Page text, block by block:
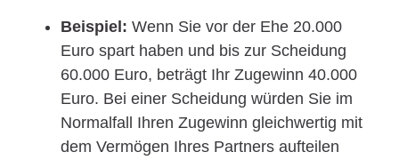
Beispiel: Wenn Sie vor der Ehe 20.000
Euro spart haben und bis zur Scheidung
60.000 Euro, beträgt Ihr Zugewinn 40.000
Euro. Bei einer Scheidung würden Sie im
Normalfall Ihren Zugewinn gleichwertig mit
dem Vermögen Ihres Partners aufteilen